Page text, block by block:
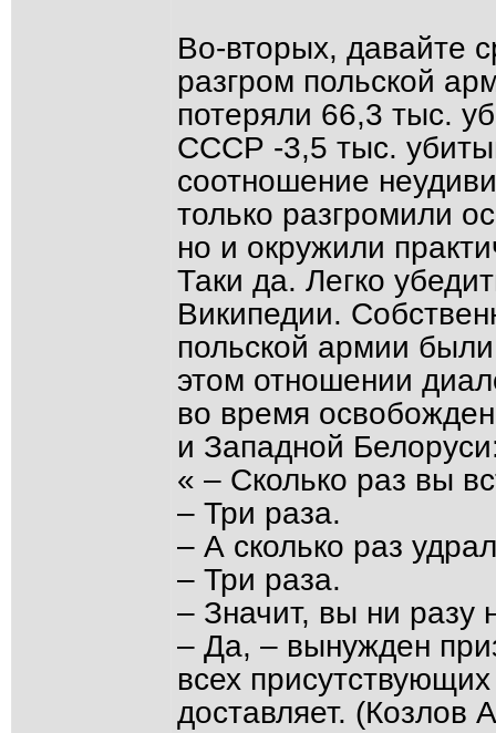
Во-вторых, давайте
разгром польской
потеряли 66,3 тыс.
СССР -3,5 тыс.
соотношение
только разгромили
но и окружили
Таки да. Легко
Википедии.
польской армии
этом отношении
во время
и Западной
« – Сколько раз вы
– Три раза.
– А сколько раз
– Три раза.
– Значит, вы ни разу
– Да, – вынужден
всех
доставляет.